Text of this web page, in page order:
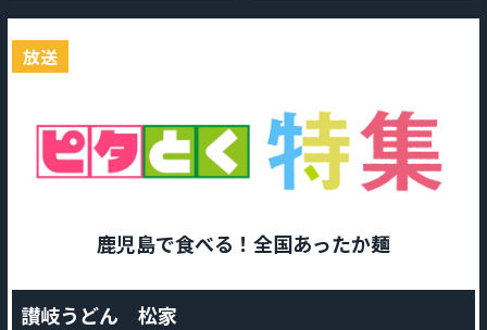
放送
鹿児島で食べる！全国あったか麺
讃岐うどん 松家